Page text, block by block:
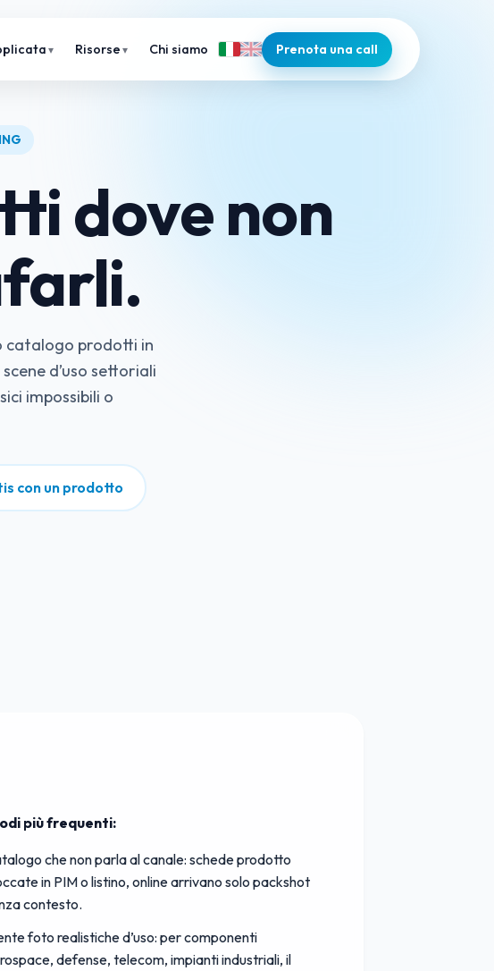
Risorse Chi siamo Prenota una call
dove non
catalogo prodotti in
d’uso settoriali
impossibili o
con un prodotto
più frequenti:
che non parla al canale: schede prodotto
in PIM o listino, online arrivano solo packshot
contesto.
foto realistiche d’uso: per componenti
defense, telecom, impianti industriali, il